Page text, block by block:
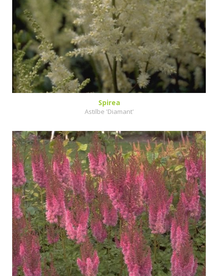
Spirea
Astilbe 'Diamant'